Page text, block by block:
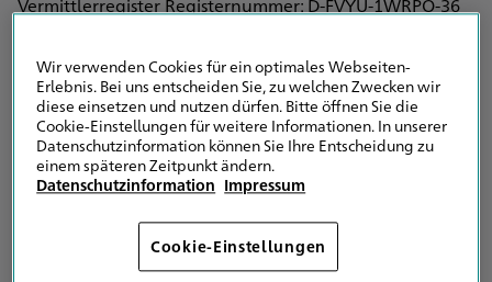
Vermittlerregister Registernummer: D-FVYU-1WRPO-36
Erlaubnis und Registerbehörde:
IHK für München und Oberbayern
Balanstrasse 55 - 59
81541 München
Die Erlaubnisbehörde ist auch die Registerbehörde.
Vertreten werden im Bereich der
Versicherungsvermittlung ausschließlich die HDI
Wir verwenden Cookies für ein optimales Webseiten-
Erlebnis. Bei uns entscheiden Sie, zu welchen Zwecken wir
diese einsetzen und nutzen dürfen. Bitte öffnen Sie die
Cookie-Einstellungen für weitere Informationen. In unserer
Datenschutzinformation können Sie Ihre Entscheidung zu
einem späteren Zeitpunkt ändern.
Datenschutzinformation Impressum
Cookie-Einstellungen